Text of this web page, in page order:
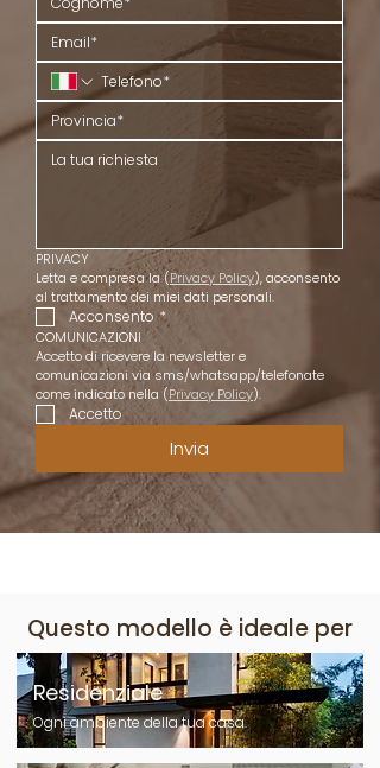
PRIVACY
Letta e compresa la (Privacy Policy), acconsento
al trattamento dei miei dati personali.
Acconsento *
COMUNICAZIONI
Accetto di ricevere la newsletter e
comunicazioni via sms/whatsapp/telefonate
come indicato nella (Privacy Policy).
Accetto
Invia
Questo modello è ideale per
Residenziale
Ogni ambiente della tua casa.